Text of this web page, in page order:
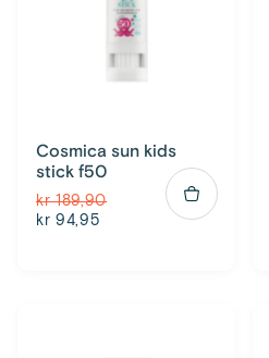
Cosmica sun kids
stick f50
kr 189,90
kr 94,95